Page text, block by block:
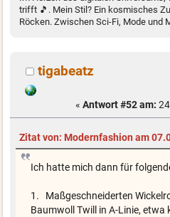
trifft 🎵. Mein Stil? Ein kosmisches
Röcken. Zwischen Sci-Fi, Mode und
tigabeatz
« Antwort #52 am:
Zitat von: Modernfashion am
Ich hatte mich dann für
1. Maßgeschneiderten
Baumwoll Twill in A-Linie, etwa